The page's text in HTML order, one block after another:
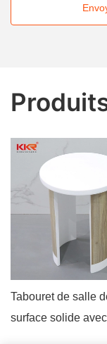
Tabouret de salle
surface solide avec